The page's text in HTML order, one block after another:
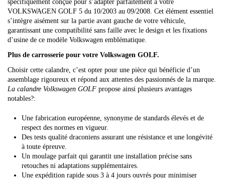
spécifiquement conçue pour s’adapter parfaitement à votre
VOLKSWAGEN GOLF 5 du 10/2003 au 09/2008. Cet élément essentiel
s’intègre aisément sur la partie avant gauche de votre véhicule,
garantissant une compatibilité sans faille avec le design et les fixations
d’usine de ce modèle Volkswagen emblématique.
Plus de carrosserie pour votre Volkswagen GOLF.
Choisir cette calandre, c’est opter pour une pièce qui bénéficie d’un
assemblage rigoureux et répond aux attentes des passionnés de la marque.
La calandre Volkswagen GOLF propose ainsi plusieurs avantages
notables?:
Une fabrication européenne, synonyme de standards élevés et de
respect des normes en vigueur.
Des tests qualité draconiens assurant une résistance et une longévité
à toute épreuve.
Un moulage parfait qui garantit une installation précise sans
retouches ni adaptations supplémentaires.
Une expédition rapide sous 3 à 4 jours ouvrés pour minimiser